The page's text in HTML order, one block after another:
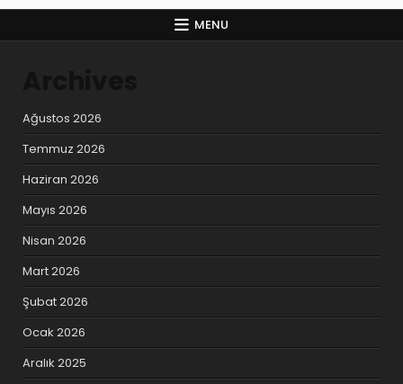
MENU
Ağustos 2026
Temmuz 2026
Haziran 2026
Mayıs 2026
Nisan 2026
Mart 2026
Şubat 2026
Ocak 2026
Aralık 2025